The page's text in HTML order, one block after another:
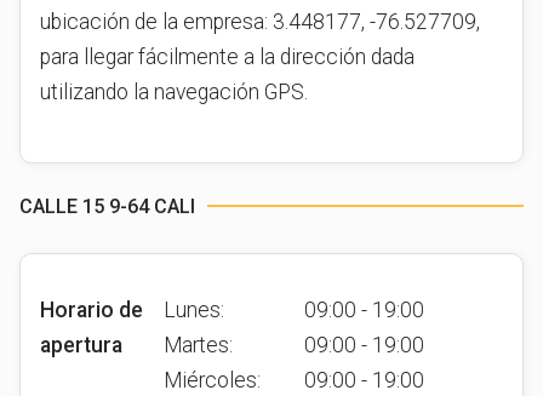
ubicación de la empresa: 3.448177, -76.527709,
para llegar fácilmente a la dirección dada
utilizando la navegación GPS.
CALLE 15 9-64 CALI
Horario de
apertura
Lunes:
09:00 - 19:00
Martes:
09:00 - 19:00
Miércoles:
09:00 - 19:00